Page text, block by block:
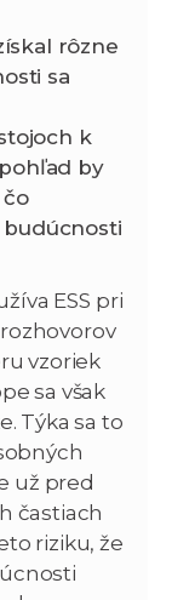
rôzne
sa
k
by
čo
budúcnosti
ESS pri
vzoriek
sa však
Týka sa to
už pred
častiach
riziku, že